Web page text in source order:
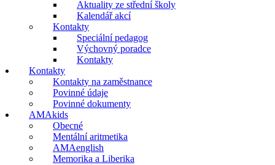
Aktuality ze střední školy
Kalendář akcí
Kontakty
Speciální pedagog
Výchovný poradce
Kontakty
Kontakty
Kontakty na zaměstnance
Povinné údaje
Povinné dokumenty
AMAkids
Obecné
Mentální aritmetika
AMAenglish
Memorika a Liberika